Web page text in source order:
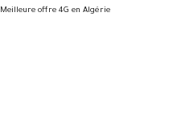
Meilleure offre 4G en Algérie